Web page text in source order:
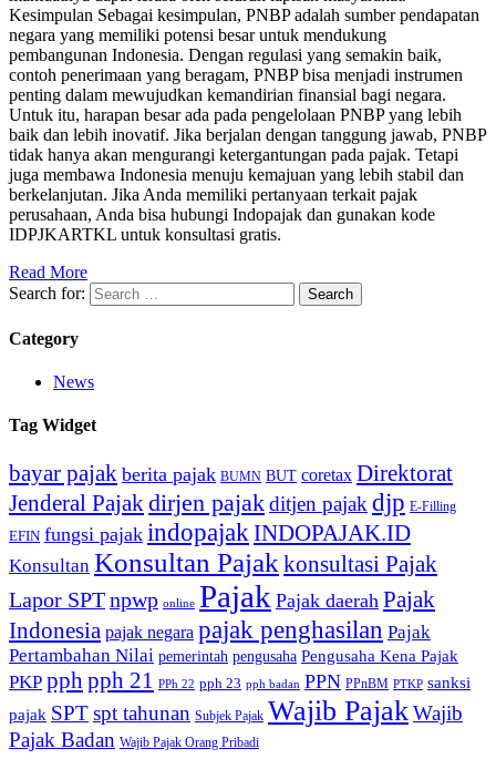
Kesimpulan Sebagai kesimpulan, PNBP adalah sumber pendapatan
negara yang memiliki potensi besar untuk mendukung
pembangunan Indonesia. Dengan regulasi yang semakin baik,
contoh penerimaan yang beragam, PNBP bisa menjadi instrumen
penting dalam mewujudkan kemandirian finansial bagi negara.
Untuk itu, harapan besar ada pada pengelolaan PNBP yang lebih
baik dan lebih inovatif. Jika berjalan dengan tanggung jawab, PNBP
tidak hanya akan mengurangi ketergantungan pada pajak. Tetapi
juga membawa Indonesia menuju kemajuan yang lebih stabil dan
berkelanjutan. Jika Anda memiliki pertanyaan terkait pajak
perusahaan, Anda bisa hubungi Indopajak dan gunakan kode
IDPJKARTKL untuk konsultasi gratis.
Read More
Search for:
Category
News
Tag Widget
bayar pajak berita pajak BUMN BUT coretax Direktorat
Jenderal Pajak dirjen pajakditjen pajak djp E-Filling
EFIN fungsi pajak indopajak INDOPAJAK.ID
Konsultan Konsultan Pajak konsultasi Pajak
Lapor SPTnpwp online Pajak Pajak daerah Pajak
Indonesia pajak negara pajak penghasilan Pajak
Pertambahan Nilai pemerintah pengusaha Pengusaha Kena Pajak
PKP pph pph 21 PPh 22 pph 23 pph badan PPN PPnBM PTKP sanksi
pajak SPTspt tahunan Subjek Pajak Wajib PajakWajib
Pajak Badan Wajib Pajak Orang Pribadi